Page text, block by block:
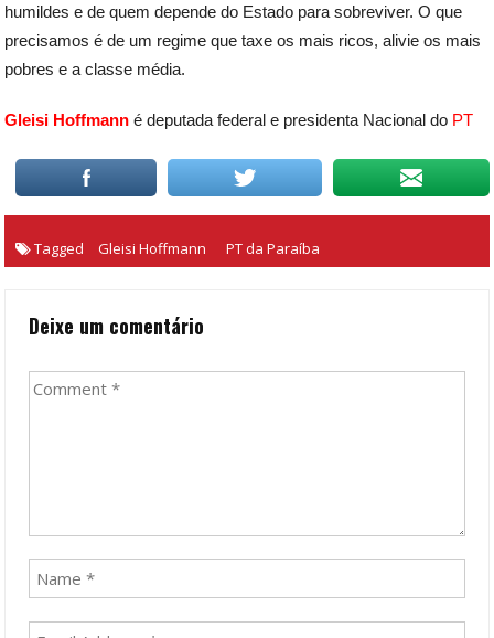
humildes e de quem depende do Estado para sobreviver. O que
precisamos é de um regime que taxe os mais ricos, alivie os mais
pobres e a classe média.
Gleisi Hoffmann é deputada federal e presidenta Nacional do PT
Tagged Gleisi Hoffmann PT da Paraíba
Deixe um comentário